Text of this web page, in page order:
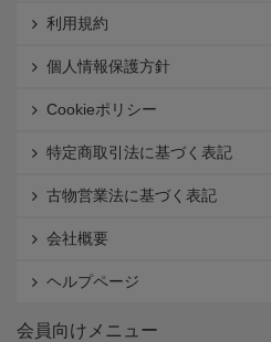
利用規約
個人情報保護方針
Cookieポリシー
特定商取引法に基づく表記
古物営業法に基づく表記
会社概要
ヘルプページ
会員向けメニュー